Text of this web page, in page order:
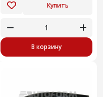
Купить
В корзину